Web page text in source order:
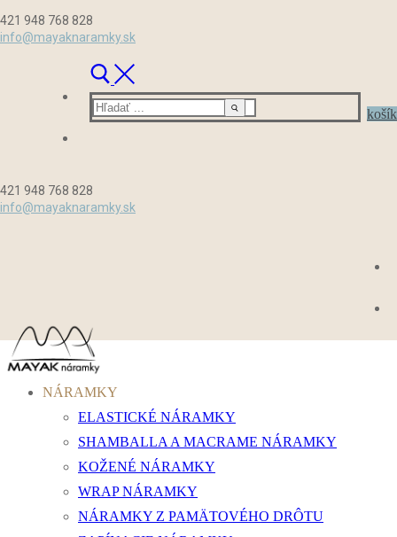
na
421 948 768 828
info@mayaknaramky.sk
Hľadať:
košík
421 948 768 828
info@mayaknaramky.sk
NÁRAMKY
ELASTICKÉ NÁRAMKY
SHAMBALLA A MACRAME NÁRAMKY
KOŽENÉ NÁRAMKY
WRAP NÁRAMKY
NÁRAMKY Z PAMÄTOVÉHO DRÔTU